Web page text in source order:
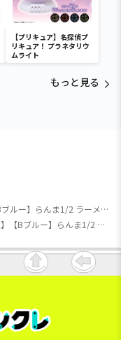
【プリキュア】名探偵プ
リキュア！ プラネタリウ
ムライト
もっと見る
【らんま1/2】【Bブルー】らんま1/2 ラーメンどんぶり&レンゲセット
【らんま1/2】【Bブルー】らんま1/2 ラーメンどんぶり&レンゲセット